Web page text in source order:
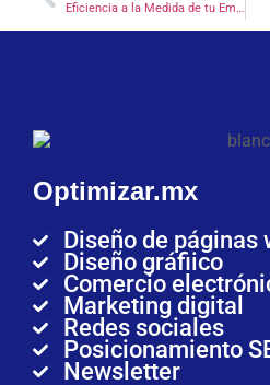
Eficiencia a la Medida de tu Empresa
Optimizar.mx
Diseño de páginas
Diseño gráfiico
Comercio
Marketing digital
Redes sociales
Posicionamiento
Newsletter